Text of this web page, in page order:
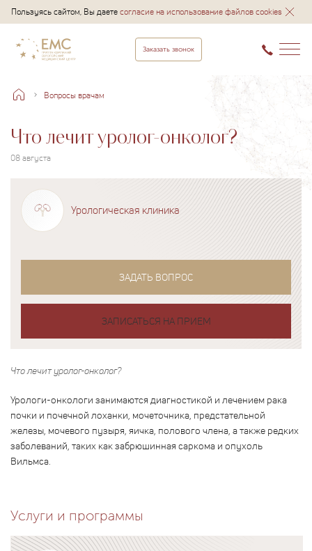
Пользуясь сайтом, Вы даетесогласие на использование файлов cookies
Заказать звонок
Вопросы врачам
Что лечит уролог-онколог?
08 августа
Урологическая клиника
ЗАДАТЬ ВОПРОС
ЗАПИСАТЬСЯ НА ПРИЕМ
Что лечит уролог-онколог?
Урологи-онкологи занимаются диагностикой и лечением рака
почки и почечной лоханки, мочеточника, предстательной
железы, мочевого пузыря, яичка, полового члена, а также редких
заболеваний, таких как забрюшинная саркома и опухоль
Вильмса.
Услуги и программы